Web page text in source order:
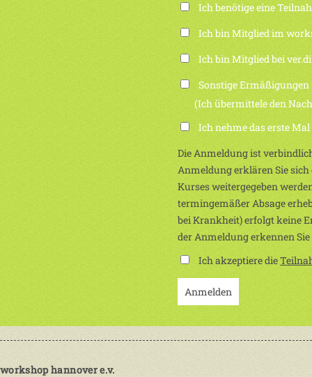
Ich benötige eine
Ich bin Mitglied im
Ich bin Mitglied bei ver.di
Sonstige Ermäßigungen
(Ich übermittele den
Ich nehme das erste
Die Anmeldung ist
Anmeldung erklären Sie
Kurses weitergegeben
termingemäßer Absage
bei Krankheit) erfolgt keine
der Anmeldung erkennen
Ich akzeptiere die
Anmelden
workshop hannover e.v.